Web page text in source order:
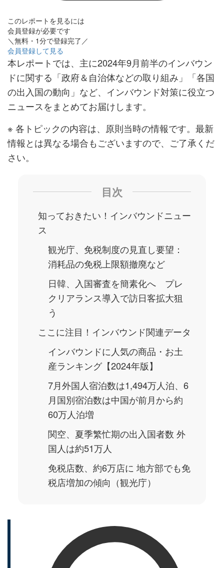
このレポートを見るには
会員登録が必要です
＼無料・1分で登録完了／
会員登録して見る
本レポートでは、主に2024年9月前半のインバウン
ドに関する「政府＆自治体などの取り組み」「各国
の出入国の動向」など、インバウンド対策に役立つ
ニュースをまとめてお届けします。
※ 各トピックの内容は、原則当時の情報です。最新
情報とは異なる場合もございますので、ご了承くだ
さい。
目次
知っておきたい！インバウンドニュー
ス
観光庁、免税制度の見直し要望：
消耗品の免税上限額撤廃など
日韓、入国審査を簡素化へ プレ
クリアランス導入で訪日客拡大狙
う
ここに注目！インバウンド関連データ
インバウンドに人気の商品・お土
産ランキング【2024年版】
7月外国人宿泊数は1,494万人泊、6
月国別宿泊数は中国が前月から約
60万人泊増
関空、夏季繁忙期の出入国者数 外
国人は約51万人
免税店数、約6万店に 地方部でも免
税店増加の傾向（観光庁）